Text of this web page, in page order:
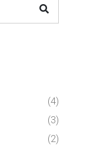
(4)
(3)
(2)